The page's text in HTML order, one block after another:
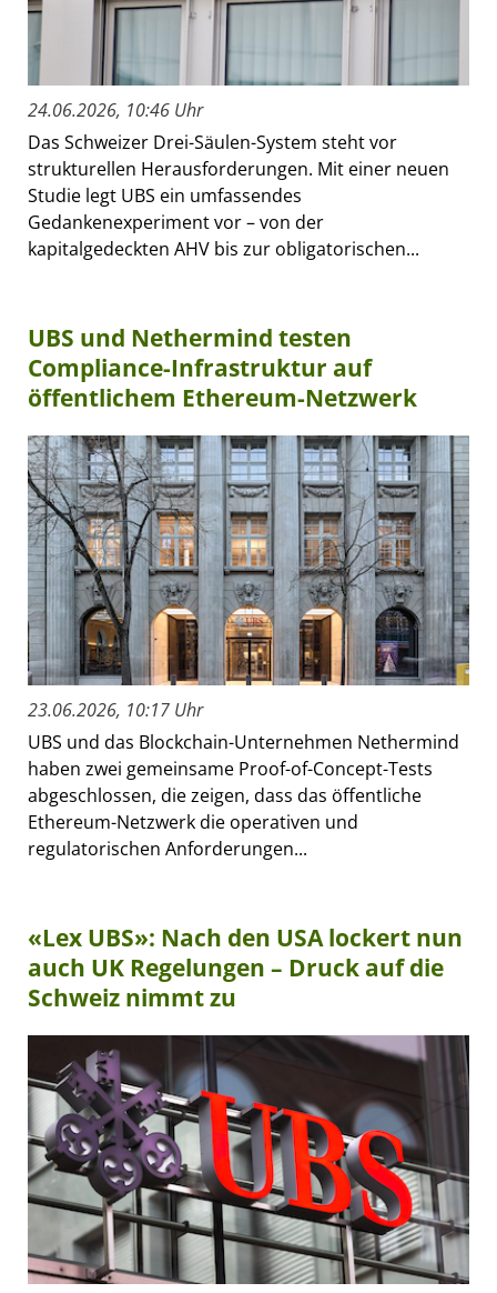
24.06.2026, 10:46 Uhr
Das Schweizer Drei-Säulen-System steht vor
strukturellen Herausforderungen. Mit einer neuen
Studie legt UBS ein umfassendes
Gedankenexperiment vor – von der
kapitalgedeckten AHV bis zur obligatorischen...
UBS und Nethermind testen
Compliance-Infrastruktur auf
öffentlichem Ethereum-Netzwerk
23.06.2026, 10:17 Uhr
UBS und das Blockchain-Unternehmen Nethermind
haben zwei gemeinsame Proof-of-Concept-Tests
abgeschlossen, die zeigen, dass das öffentliche
Ethereum-Netzwerk die operativen und
regulatorischen Anforderungen...
«Lex UBS»: Nach den USA lockert nun
auch UK Regelungen – Druck auf die
Schweiz nimmt zu